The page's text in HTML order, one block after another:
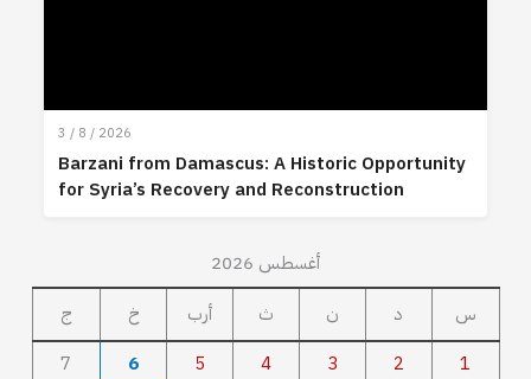
3 / 8 / 2026
Barzani from Damascus: A Historic Opportunity
for Syria’s Recovery and Reconstruction
أغسطس 2026
س
د ن ث أرب خ
ج
1
2
3
4
5
6
7